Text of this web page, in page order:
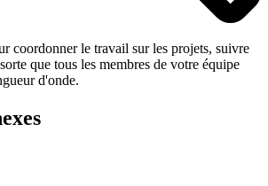
coordonner le travail sur les projets, suivre
que tous les membres de votre équipe
d'onde.